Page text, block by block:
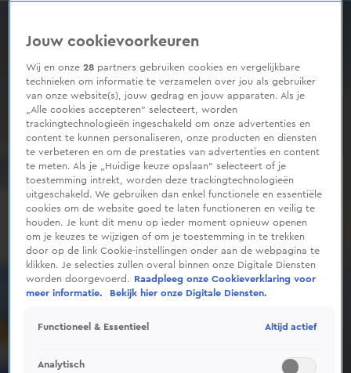
0
second
Jouw cookievoorkeuren
Wij en onze28 partners gebruiken cookies en vergelijkbare
technieken om informatie te verzamelen over jou als gebruiker
van onze website(s), jouw gedrag en jouw apparaten. Als je
„Alle cookies accepteren” selecteert, worden
trackingtechnologieën ingeschakeld om onze advertenties en
content te kunnen personaliseren, onze producten en diensten
te verbeteren en om de prestaties van advertenties en content
te meten. Als je „Huidige keuze opslaan” selecteert of je
toestemming intrekt, worden deze trackingtechnologieën
uitgeschakeld. We gebruiken dan enkel functionele en essentiële
cookies om de website goed te laten functioneren en veilig te
houden. Je kunt dit menu op ieder moment opnieuw openen
om je keuzes te wijzigen of om je toestemming in te trekken
door op de link Cookie-instellingen onder aan de webpagina te
klikken. Je selecties zullen overal binnen onze Digitale Diensten
worden doorgevoerd.
Raadpleeg onze Cookieverklaring voor
meer informatie.
Bekijk hier onze Digitale Diensten.
Functioneel & Essentieel Altijd actief
Analytisch